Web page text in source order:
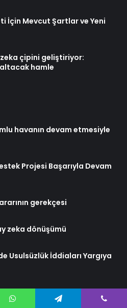
İçin Mevcut Şartlar ve Yeni
çipini geliştiriyor:
hamle
havanın devam etmesiyle
Projesi Başarıyla Devam
gerekçesi
zeka dönüşümü
Usulsüzlük İddiaları Yargıya